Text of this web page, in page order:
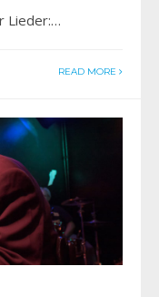
Lieder:…
READ MORE